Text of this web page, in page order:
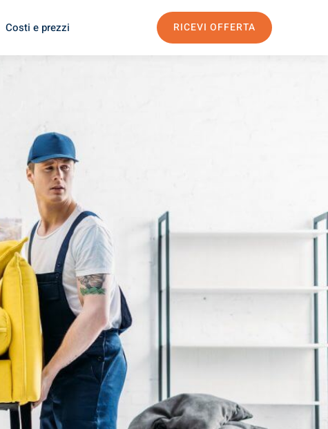
Costi e prezzi RICEVI OFFERTA